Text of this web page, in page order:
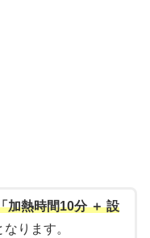
加熱時間10分 ＋ 設
なります。